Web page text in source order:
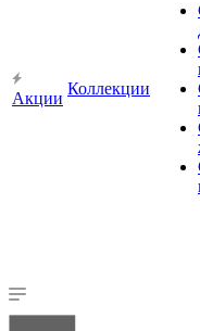
Акции
Коллекции